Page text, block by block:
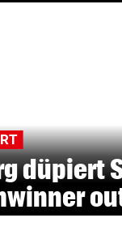
düpiert